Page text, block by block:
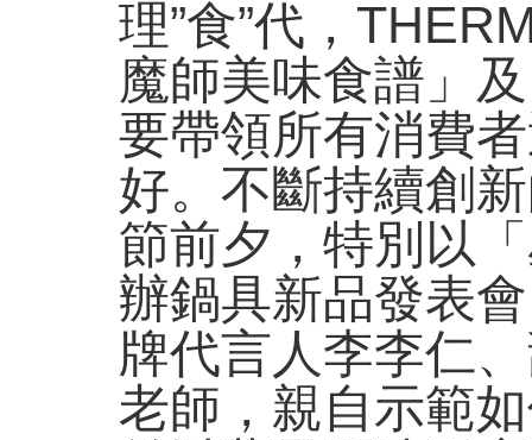
理”食”代，
魔師美味食譜」
要帶領所有消費
好。不斷持續創
節前夕，特別以
辦鍋具新品發表
牌代言人李李仁
老師，親自示範